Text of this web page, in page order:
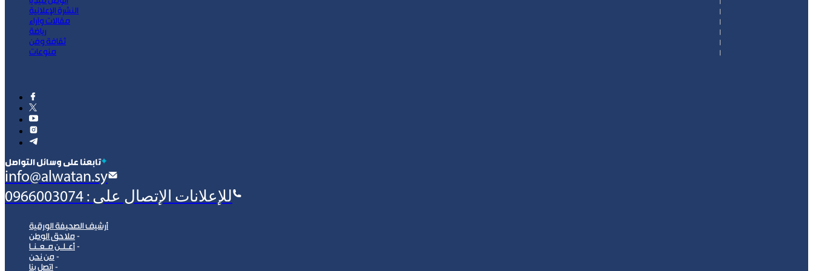
النشرة الإعلانية
مقالات وآراء
رياضة
ثقافة وفن
منوعات
‫تابعنا على وسائل التواصل
info@alwatan.sy
للإعلانات الإتصال على : 0966003074
أرشيف الصحيفة الورقية
ملاحق الوطن
أعـلـن مـعـنـا
من نحن
اتصل بنا